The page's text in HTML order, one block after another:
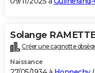
Solange
Créer une cagnotte
Naissance